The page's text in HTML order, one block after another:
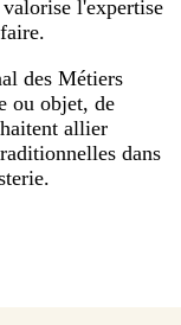
l'expertise
des Métiers
ou objet, de
allier
dans